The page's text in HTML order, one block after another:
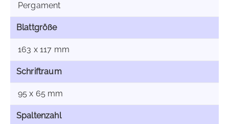
Pergament
Blattgröße
163 x 117 mm
Schriftraum
95 x 65 mm
Spaltenzahl